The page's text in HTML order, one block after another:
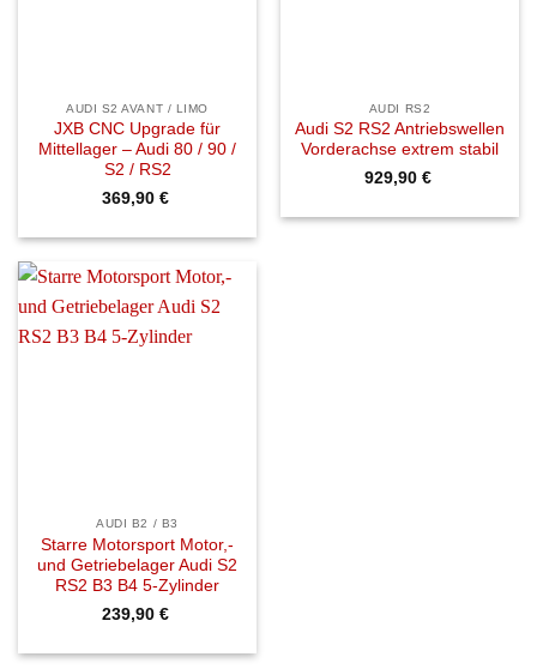
AUDI S2 AVANT / LIMO
JXB CNC Upgrade für
Mittellager – Audi 80 / 90 /
S2 / RS2
369,90 €
AUDI RS2
Audi S2 RS2 Antriebswellen
Vorderachse extrem stabil
929,90 €
AUDI B2 / B3
Starre Motorsport Motor,-
und Getriebelager Audi S2
RS2 B3 B4 5-Zylinder
239,90 €